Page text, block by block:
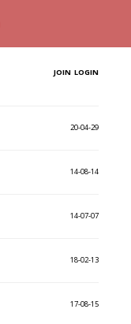
JOIN LOGIN
20-04-29
14-08-14
14-07-07
18-02-13
17-08-15